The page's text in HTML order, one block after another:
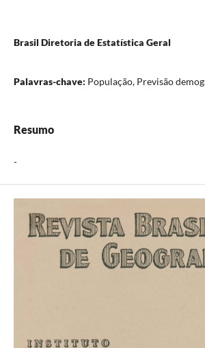
Brasil Diretoria de Estatística Geral
Palavras-chave: População, Previsão
Resumo
-